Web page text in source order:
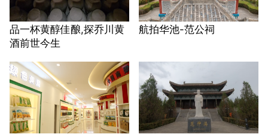
品一杯黄醇佳酿,探乔川黄
酒前世今生
航拍华池-范公祠